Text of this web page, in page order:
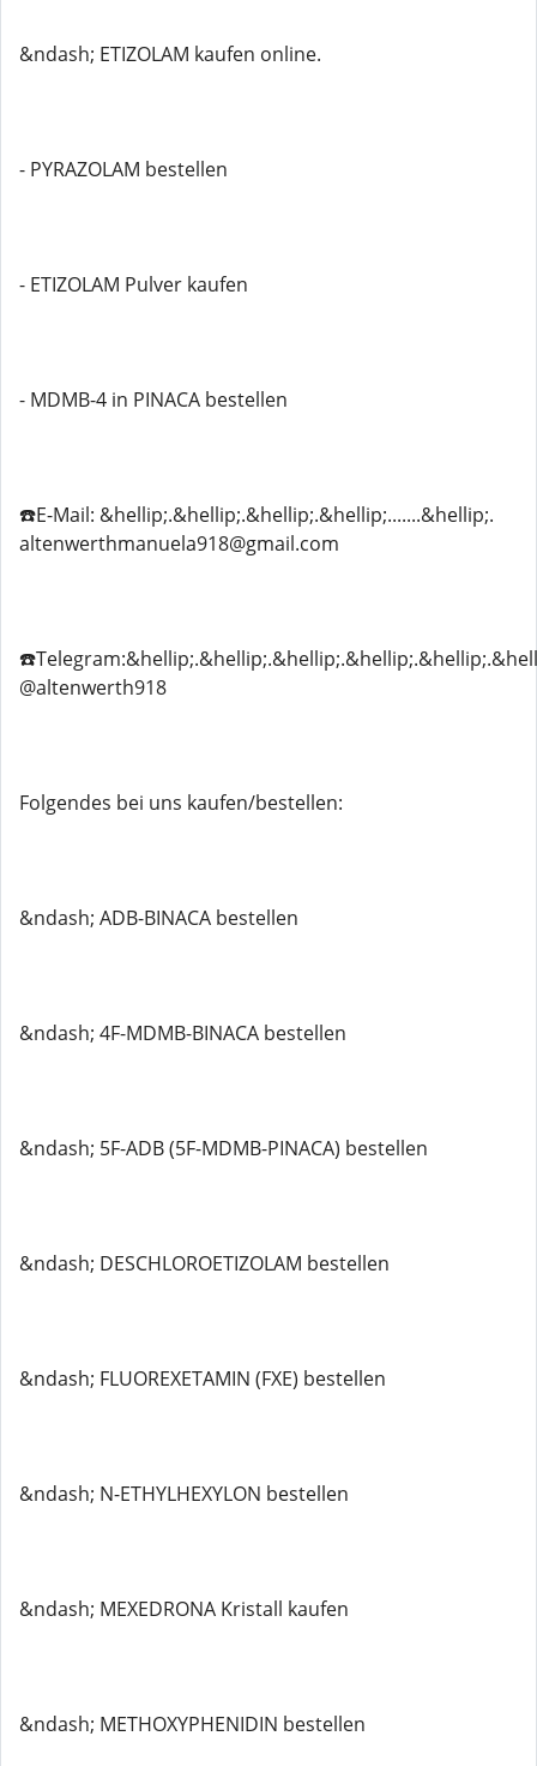
&ndash; ETIZOLAM kaufen online.
- PYRAZOLAM bestellen
- ETIZOLAM Pulver kaufen
- MDMB-4 in PINACA bestellen
☎️E-Mail: &hellip;.&hellip;.&hellip;.&hellip;.......&hellip;.
altenwerthmanuela918@gmail.com
@altenwerth918
Folgendes bei uns kaufen/bestellen:
&ndash; ADB-BINACA bestellen
&ndash; 4F-MDMB-BINACA bestellen
&ndash; 5F-ADB (5F-MDMB-PINACA) bestellen
&ndash; DESCHLOROETIZOLAM bestellen
&ndash; FLUOREXETAMIN (FXE) bestellen
&ndash; N-ETHYLHEXYLON bestellen
&ndash; MEXEDRONA Kristall kaufen
&ndash; METHOXYPHENIDIN bestellen